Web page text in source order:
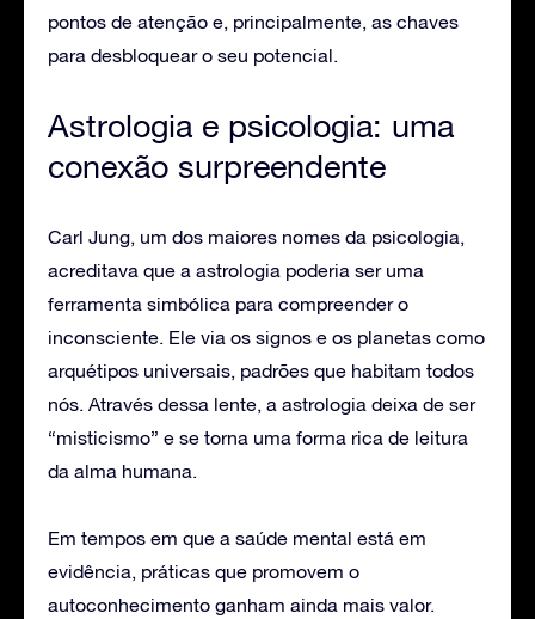
pontos de atenção e, principalmente, as chaves
para desbloquear o seu potencial.
Astrologia e psicologia: uma
conexão surpreendente
Carl Jung, um dos maiores nomes da psicologia,
acreditava que a astrologia poderia ser uma
ferramenta simbólica para compreender o
inconsciente. Ele via os signos e os planetas como
arquétipos universais, padrões que habitam todos
nós. Através dessa lente, a astrologia deixa de ser
“misticismo” e se torna uma forma rica de leitura
da alma humana.
Em tempos em que a saúde mental está em
evidência, práticas que promovem o
autoconhecimento ganham ainda mais valor.